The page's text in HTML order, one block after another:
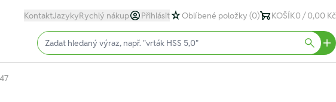
KontaktJazykyRychlý nákup Přihlásit Oblíbené položky (0) KOŠÍK0 / 0,00 Kč
Input (text)